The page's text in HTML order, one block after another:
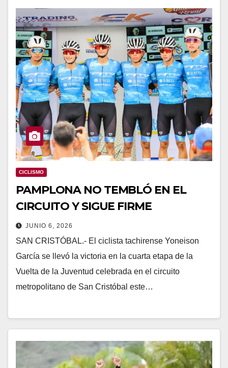
CICLISMO
PAMPLONA NO TEMBLÓ EN EL
CIRCUITO Y SIGUE FIRME
JUNIO 6, 2026
SAN CRISTÓBAL.- El ciclista tachirense Yoneison
García se llevó la victoria en la cuarta etapa de la
Vuelta de la Juventud celebrada en el circuito
metropolitano de San Cristóbal este…